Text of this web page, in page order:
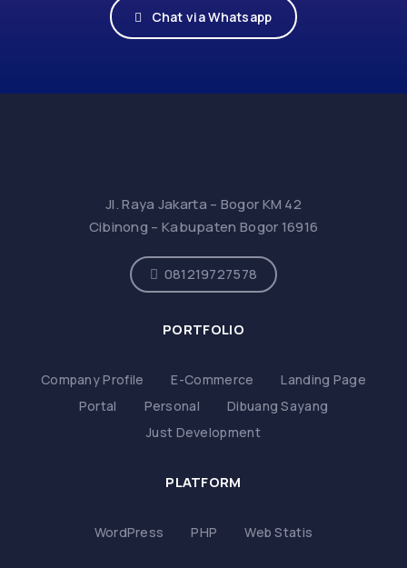
Chat via Whatsapp
Jl. Raya Jakarta – Bogor KM 42
Cibinong – Kabupaten Bogor 16916
081219727578
PORTFOLIO
Company Profile E-Commerce
Landing Page
Portal
Personal
Dibuang Sayang
Just Development
PLATFORM
WordPress PHP Web Statis